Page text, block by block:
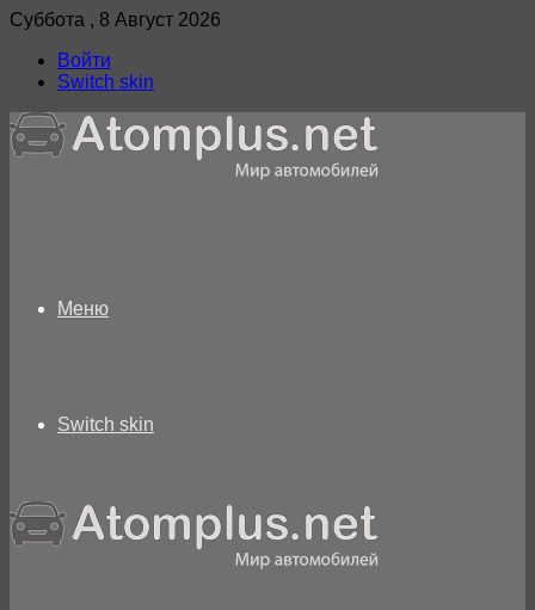
Суббота , 8 Август 2026
Войти
Switch skin
Меню
Switch skin